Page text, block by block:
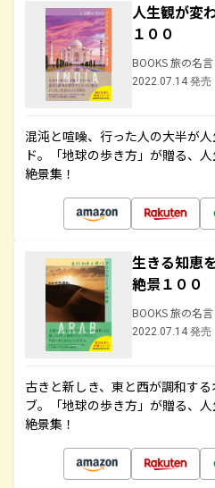
人生観が変
１００
BOOKS 旅の名
2022.07.14 発売
混沌と喧噪、行った人の大半が
ド。「地球の歩き方」が贈る、
絶景集！
生きる知恵
絶景１００
BOOKS 旅の名
2022.07.14 発売
古きと新しき、東と西が調和す
ブ。「地球の歩き方」が贈る、
絶景集！